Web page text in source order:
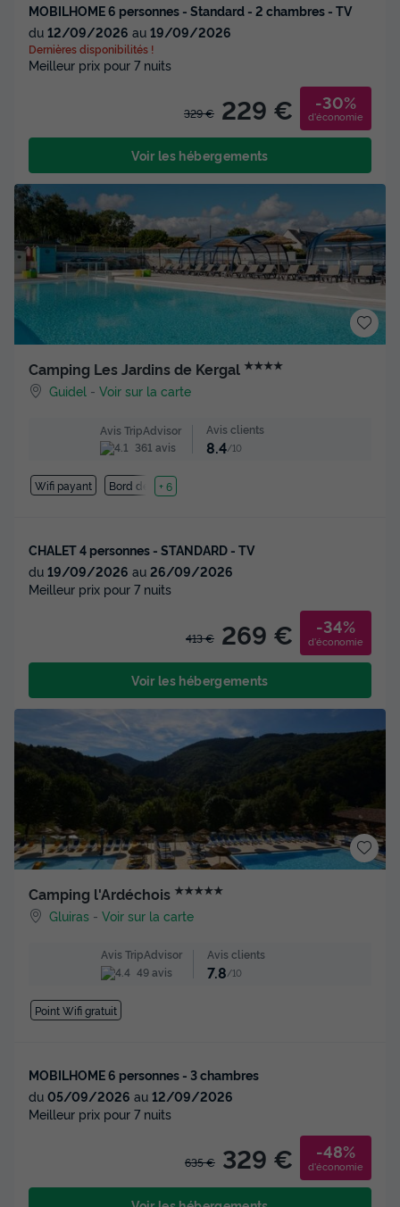
MOBILHOME 6 personnes - Standard - 2 chambres - TV
du 12/09/2026 au 19/09/2026
Meilleur prix pour 7 nuits
Dernières disponibilités !
329 € 229 € -30%
d'économie
Voir les hébergements
Camping Les Jardins de Kergal ★★★★
Guidel -Voir sur la carte
Avis TripAdvisor
361 avis
Avis clients
8.4/10
Wifi payant Bord de mer
+ 6
CHALET 4 personnes - STANDARD - TV
du 19/09/2026 au 26/09/2026
Meilleur prix pour 7 nuits
413 € 269 € -34%
d'économie
Voir les hébergements
Camping l'Ardéchois ★★★★★
Gluiras -Voir sur la carte
Avis TripAdvisor
49 avis
Avis clients
7.8/10
Point Wifi gratuit
MOBILHOME 6 personnes - 3 chambres
du 05/09/2026 au 12/09/2026
Meilleur prix pour 7 nuits
635 € 329 € -48%
d'économie